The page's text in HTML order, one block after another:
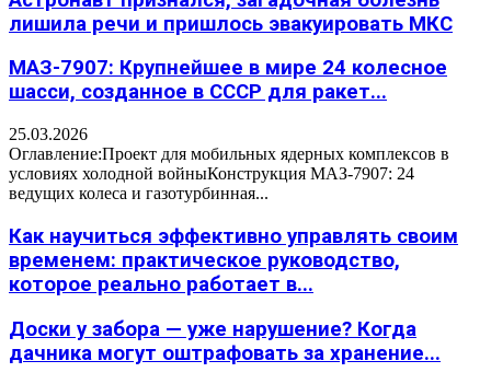
лишила речи и пришлось эвакуировать МКС
МАЗ-7907: Крупнейшее в мире 24 колесное
шасси, созданное в СССР для ракет...
25.03.2026
Оглавление:Проект для мобильных ядерных комплексов в
условиях холодной войныКонструкция МАЗ-7907: 24
ведущих колеса и газотурбинная...
Как научиться эффективно управлять своим
временем: практическое руководство,
которое реально работает в...
Доски у забора — уже нарушение? Когда
дачника могут оштрафовать за хранение...